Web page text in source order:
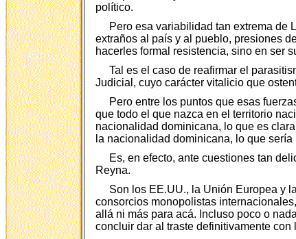
político.
Pero esa variabilidad tan extrema de
extraños al país y al pueblo, presiones
hacerles formal resistencia, sino en ser
Tal es el caso de reafirmar el
Judicial, cuyo carácter vitalicio que
Pero entre los puntos que esas
que todo el que nazca en el territorio
nacionalidad dominicana, lo que es
la nacionalidad dominicana, lo que
Es, en efecto, ante cuestiones tan
Reyna.
Son los EE.UU., la Unión Europea y
consorcios monopolistas
allá ni más para acá. Incluso poco o
concluir dar al traste definitivamente